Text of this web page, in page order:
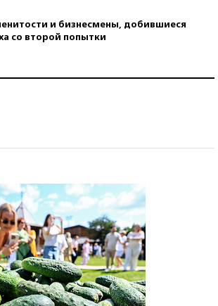
и бизнесмены, добившиеся
со второй попытки